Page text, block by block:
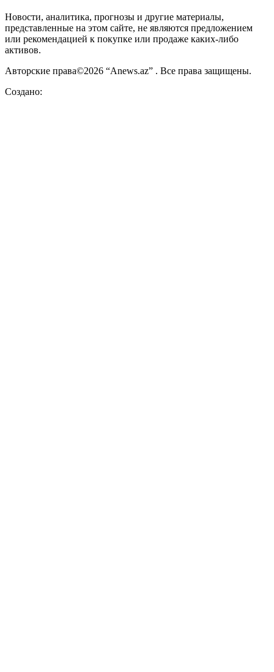
Новости, аналитика, прогнозы и другие материалы,
представленные на этом сайте, не являются предложением
или рекомендацией к покупке или продаже каких-либо
активов.
Авторские права©2026 “Anews.az” . Все права защищены.
Создано: